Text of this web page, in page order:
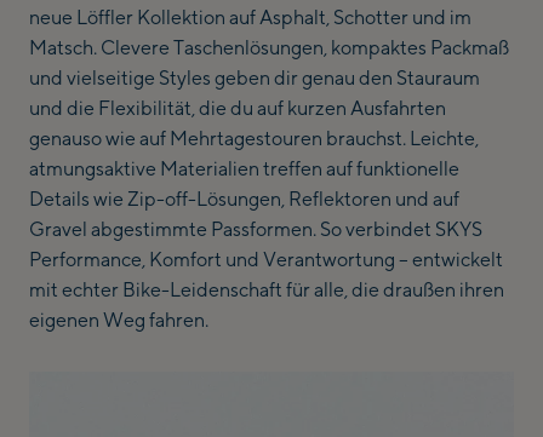
neue Löffler Kollektion auf Asphalt, Schotter und im
Matsch. Clevere Taschenlösungen, kompaktes Packmaß
und vielseitige Styles geben dir genau den Stauraum
und die Flexibilität, die du auf kurzen Ausfahrten
genauso wie auf Mehrtagestouren brauchst. Leichte,
atmungsaktive Materialien treffen auf funktionelle
Details wie Zip-off-Lösungen, Reflektoren und auf
Gravel abgestimmte Passformen. So verbindet SKYS
Performance, Komfort und Verantwortung – entwickelt
mit echter Bike-Leidenschaft für alle, die draußen ihren
eigenen Weg fahren.